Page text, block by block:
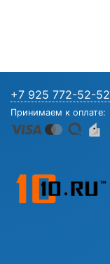
+7 925 772-52-52
Принимаем к оплате: